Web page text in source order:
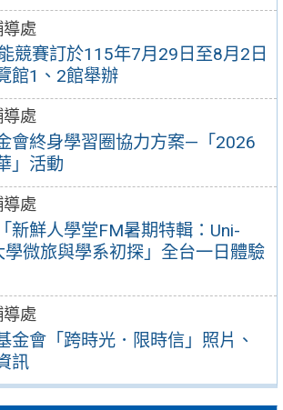
導處
競賽訂於115年7月29日至8月2日
館1、2館舉辦
導處
會終身學習圈協力方案—「2026
」活動
導處
新鮮人學堂FM暑期特輯：Uni-
微旅與學系初探」全台一日體驗
導處
金會「跨時光．限時信」照片、
訊